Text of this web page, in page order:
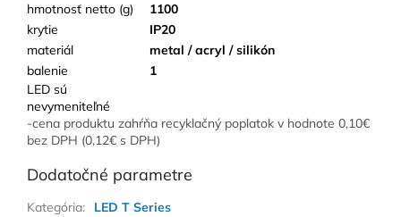
hmotnosť netto (g)
1100
krytie
IP20
materiál
metal / acryl / silikón
balenie
1
LED sú
nevymeniteľné
-cena produktu zahŕňa recyklačný poplatok v hodnote 0,10€
bez DPH (0,12€ s DPH)
Dodatočné parametre
Kategória:
LED T Series